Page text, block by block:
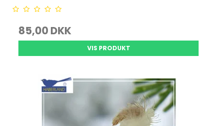
85,00 DKK
VIS PRODUKT